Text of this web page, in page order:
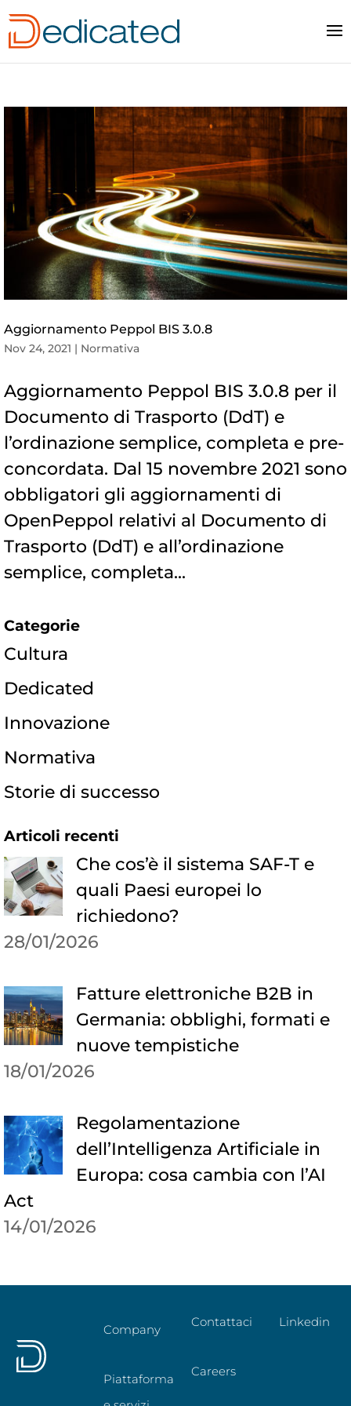
Aggiornamento Peppol BIS 3.0.8
Nov 24, 2021 | Normativa
Aggiornamento Peppol BIS 3.0.8 per il
Documento di Trasporto (DdT) e
l’ordinazione semplice, completa e pre-
concordata. Dal 15 novembre 2021 sono
obbligatori gli aggiornamenti di
OpenPeppol relativi al Documento di
Trasporto (DdT) e all’ordinazione
semplice, completa...
Categorie
Cultura
Dedicated
Innovazione
Normativa
Storie di successo
Articoli recenti
Che cos’è il sistema SAF-T e
quali Paesi europei lo
richiedono?
28/01/2026
Fatture elettroniche B2B in
Germania: obblighi, formati e
nuove tempistiche
18/01/2026
Regolamentazione
dell’Intelligenza Artificiale in
Europa: cosa cambia con l’AI
Act
14/01/2026
Company
Piattaforma
Contattaci
Careers
Linkedin